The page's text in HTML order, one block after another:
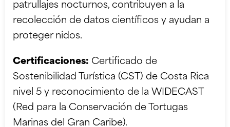
patrullajes nocturnos, contribuyen a la
recolección de datos científicos y ayudan a
proteger nidos.
Certificaciones: Certificado de
Sostenibilidad Turística (CST) de Costa Rica
nivel 5 y reconocimiento de la WIDECAST
(Red para la Conservación de Tortugas
Marinas del Gran Caribe).